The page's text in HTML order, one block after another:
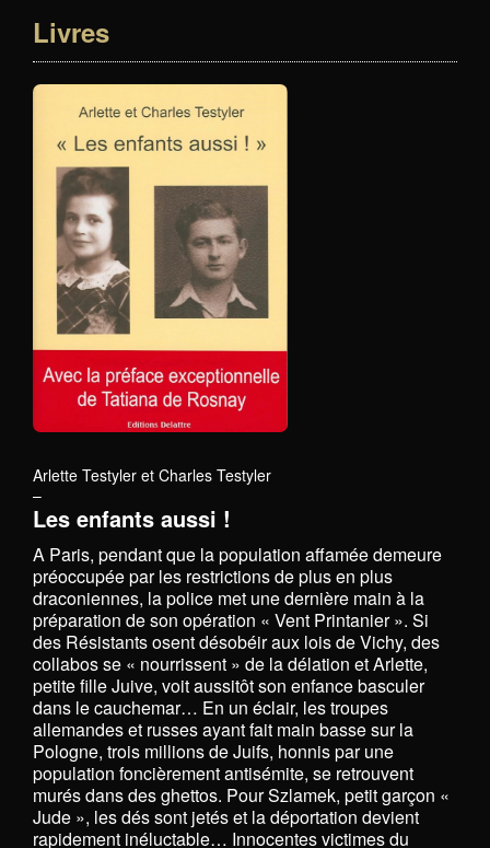
Livres
Arlette Testyler et Charles Testyler
–
Les enfants aussi !
A Paris, pendant que la population affamée demeure
préoccupée par les restrictions de plus en plus
draconiennes, la police met une dernière main à la
préparation de son opération « Vent Printanier ». Si
des Résistants osent désobéir aux lois de Vichy, des
collabos se « nourrissent » de la délation et Arlette,
petite fille Juive, voit aussitôt son enfance basculer
dans le cauchemar… En un éclair, les troupes
allemandes et russes ayant fait main basse sur la
Pologne, trois millions de Juifs, honnis par une
population foncièrement antisémite, se retrouvent
murés dans des ghettos. Pour Szlamek, petit garçon «
Jude », les dés sont jetés et la déportation devient
rapidement inéluctable… Innocentes victimes du